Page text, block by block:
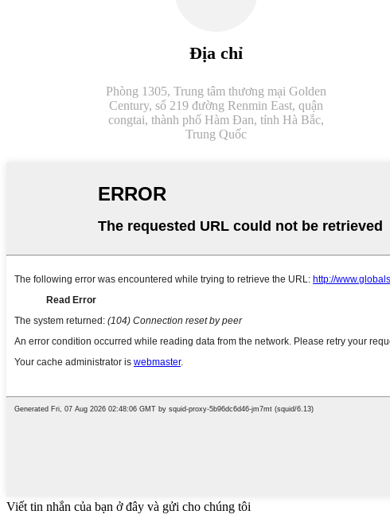
Địa chỉ
Phòng 1305, Trung tâm thương mại Golden
Century, số 219 đường Renmin East, quận
congtai, thành phố Hàm Đan, tỉnh Hà Bắc,
Trung Quốc
Viết tin nhắn của bạn ở đây và gửi cho chúng tôi